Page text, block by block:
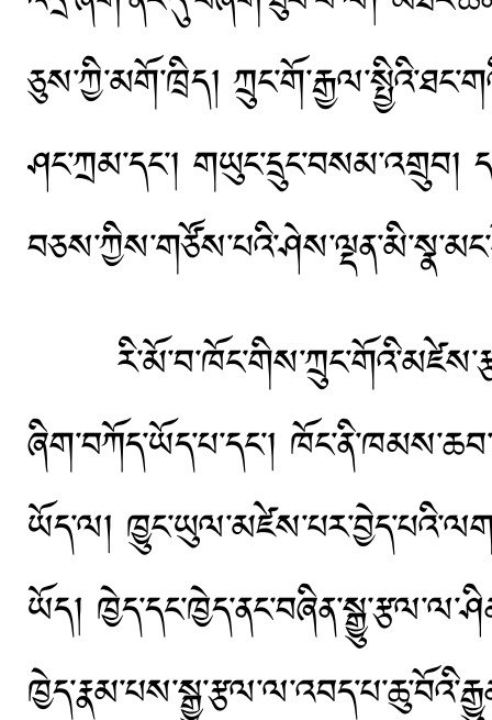
ཅུས་ཀྱི་མགོ་ཁྲིད།
ཤང་ཀྲམ་དང་། གཡུང་དྲུང་བསམ་འགྲུབ།
ཞིག་བཀོད་ཡོད་པ་དང་།
ཡོད་ལ།
ཡོད།